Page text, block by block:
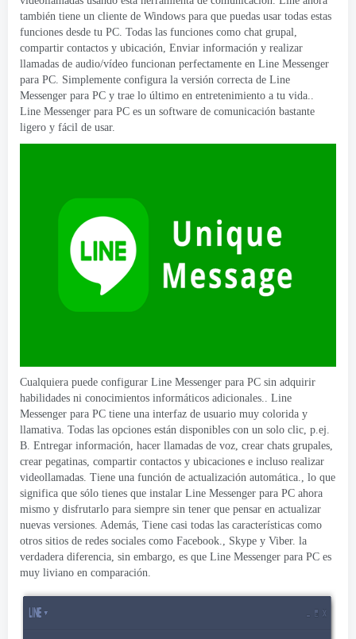
también tiene un cliente de Windows para que puedas usar todas estas
funciones desde tu PC. Todas las funciones como chat grupal,
compartir contactos y ubicación, Enviar información y realizar
llamadas de audio/vídeo funcionan perfectamente en Line Messenger
para PC. Simplemente configura la versión correcta de Line
Messenger para PC y trae lo último en entretenimiento a tu vida..
Line Messenger para PC es un software de comunicación bastante
ligero y fácil de usar.
Cualquiera puede configurar Line Messenger para PC sin adquirir
habilidades ni conocimientos informáticos adicionales.. Line
Messenger para PC tiene una interfaz de usuario muy colorida y
llamativa. Todas las opciones están disponibles con un solo clic, p.ej.
B. Entregar información, hacer llamadas de voz, crear chats grupales,
crear pegatinas, compartir contactos y ubicaciones e incluso realizar
videollamadas. Tiene una función de actualización automática., lo que
significa que sólo tienes que instalar Line Messenger para PC ahora
mismo y disfrutarlo para siempre sin tener que pensar en actualizar
nuevas versiones. Además, Tiene casi todas las características como
otros sitios de redes sociales como Facebook., Skype y Viber. la
verdadera diferencia, sin embargo, es que Line Messenger para PC es
muy liviano en comparación.